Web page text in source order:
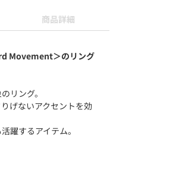
商品詳細
Movement＞のリング
リング。
げないアクセントを効
躍するアイテム。